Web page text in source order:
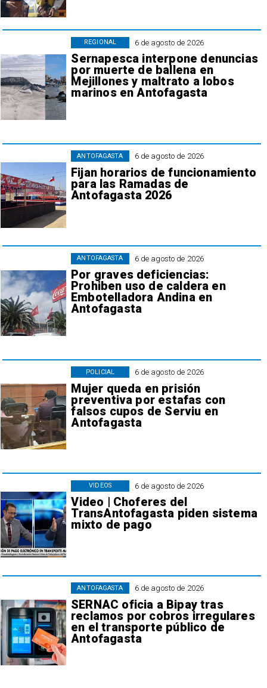
6 de agosto de 2026
Sernapesca interpone denuncias
por muerte de ballena en
Mejillones y maltrato a lobos
marinos en Antofagasta
REGIONAL
6 de agosto de 2026
Fijan horarios de funcionamiento
para las Ramadas de
Antofagasta 2026
ANTOFAGASTA
6 de agosto de 2026
Por graves deficiencias:
Prohiben uso de caldera en
Embotelladora Andina en
Antofagasta
ANTOFAGASTA
6 de agosto de 2026
Mujer queda en prisión
preventiva por estafas con
falsos cupos de Serviu en
Antofagasta
POLICIAL
6 de agosto de 2026
Video | Choferes del
TransAntofagasta piden sistema
mixto de pago
VIDEOS
6 de agosto de 2026
SERNAC oficia a Bipay tras
reclamos por cobros irregulares
en el transporte público de
Antofagasta
ANTOFAGASTA